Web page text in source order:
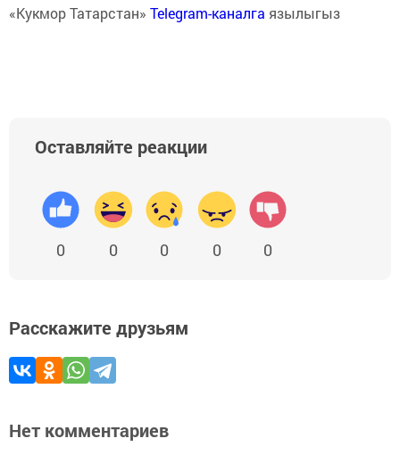
«Кукмор Татарстан» Telegram-каналга язылыгыз
Оставляйте реакции
0 0 0 0 0
Расскажите друзьям
Нет комментариев